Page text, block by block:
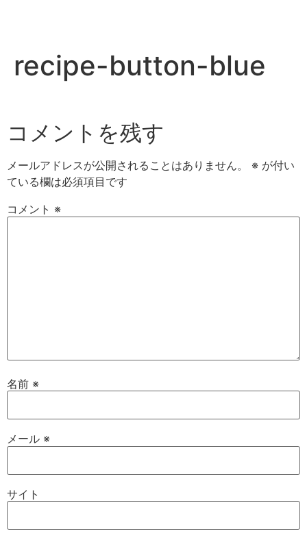
recipe-button-blue
コメントを残す
メールアドレスが公開されることはありません。 ※ が付い
ている欄は必須項目です
コメント ※
名前 ※
メール ※
サイト